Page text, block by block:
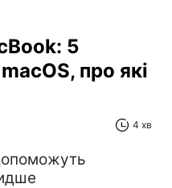
5
про які
4 хв